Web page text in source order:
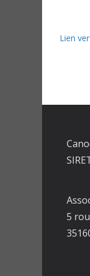
Lien
5